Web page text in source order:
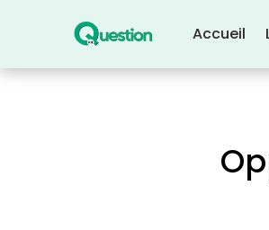
Accueil